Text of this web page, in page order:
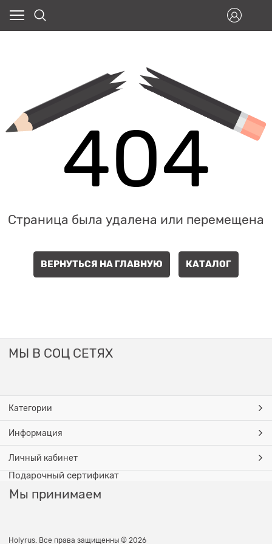
404
Страница была удалена или перемещена
ВЕРНУТЬСЯ НА ГЛАВНУЮ КАТАЛОГ
МЫ В СОЦ СЕТЯХ
Категории
Информация
Личный кабинет
Подарочный сертификат
Мы принимаем
Holyrus. Все права защищенны © 2026